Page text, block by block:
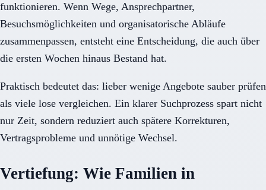
funktionieren. Wenn Wege, Ansprechpartner,
Besuchsmöglichkeiten und organisatorische Abläufe
zusammenpassen, entsteht eine Entscheidung, die auch über
die ersten Wochen hinaus Bestand hat.
Praktisch bedeutet das: lieber wenige Angebote sauber prüfen
als viele lose vergleichen. Ein klarer Suchprozess spart nicht
nur Zeit, sondern reduziert auch spätere Korrekturen,
Vertragsprobleme und unnötige Wechsel.
Vertiefung: Wie Familien in